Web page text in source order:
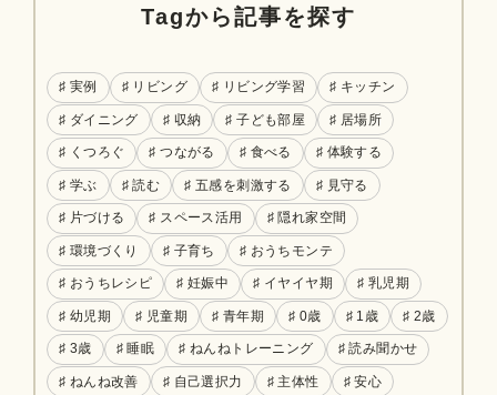
Tagから記事を探す
♯ 実例 ♯ リビング ♯ リビング学習 ♯ キッチン
♯ ダイニング ♯ 収納 ♯ 子ども部屋 ♯ 居場所
♯ くつろぐ ♯ つながる ♯ 食べる ♯ 体験する
♯ 学ぶ ♯ 読む ♯ 五感を刺激する ♯ 見守る
♯ 片づける ♯ スペース活用 ♯ 隠れ家空間
♯ 環境づくり ♯ 子育ち ♯ おうちモンテ
♯ おうちレシピ ♯ 妊娠中 ♯ イヤイヤ期 ♯ 乳児期
♯ 幼児期 ♯ 児童期 ♯ 青年期 ♯ 0歳 ♯ 1歳 ♯ 2歳
♯ 3歳 ♯ 睡眠 ♯ ねんねトレーニング ♯ 読み聞かせ
♯ ねんね改善 ♯ 自己選択力 ♯ 主体性 ♯ 安心